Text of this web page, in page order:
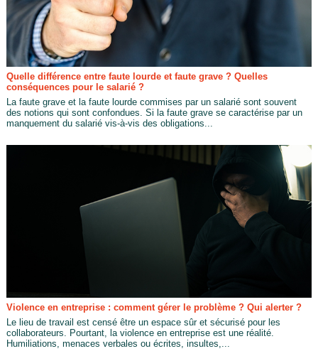
Quelle différence entre faute lourde et faute grave ? Quelles
conséquences pour le salarié ?
La faute grave et la faute lourde commises par un salarié sont souvent
des notions qui sont confondues. Si la faute grave se caractérise par un
manquement du salarié vis-à-vis des obligations...
Violence en entreprise : comment gérer le problème ? Qui alerter ?
Le lieu de travail est censé être un espace sûr et sécurisé pour les
collaborateurs. Pourtant, la violence en entreprise est une réalité.
Humiliations, menaces verbales ou écrites, insultes,...